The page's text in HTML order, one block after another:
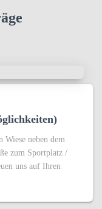
Wiese neben dem
zum Sportplatz /
uns auf Ihren